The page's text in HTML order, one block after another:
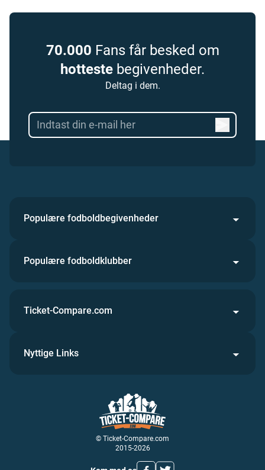
70.000 Fans får besked om
hotteste begivenheder.
Deltag i dem.
Populære fodboldbegivenheder
Populære fodboldklubber
© Ticket-Compare.com
2015-2026
Ticket-Compare.com
Nyttige Links